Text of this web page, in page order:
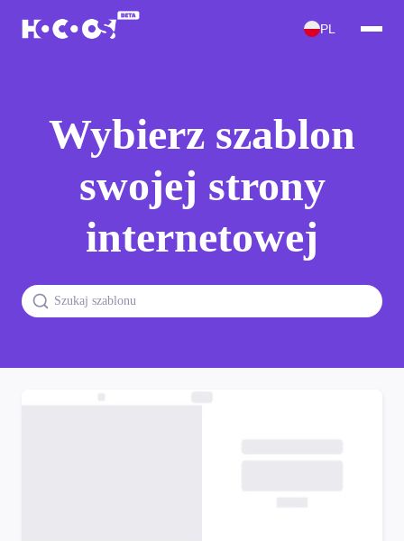
PL
Wybierz szablon
swojej strony
internetowej